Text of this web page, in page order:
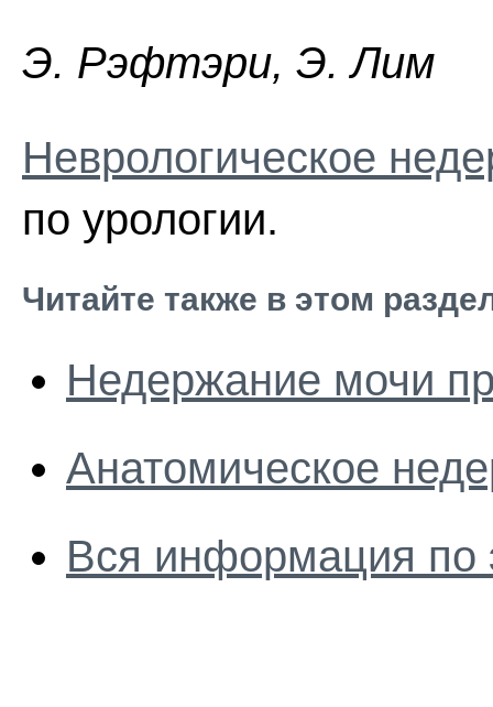
Э. Pэфтэpи, Э. Лим
Неврологическое
по урологии.
Читайте также в этом
Недержание мочи
Анатомическое
Вся информация по